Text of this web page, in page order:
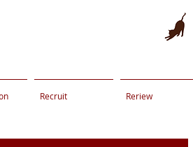
Recruit Reriew